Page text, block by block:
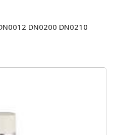
DN0200 DN0210